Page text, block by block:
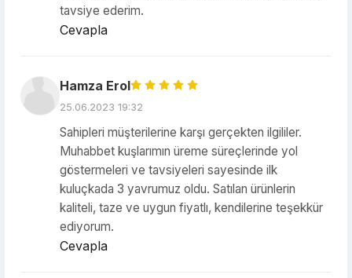
tavsiye ederim.
Cevapla
Hamza Erol
25.06.2023 19:32
Sahipleri müşterilerine karşı gerçekten ilgililer.
Muhabbet kuşlarımın üreme süreçlerinde yol
göstermeleri ve tavsiyeleri sayesinde ilk
kuluçkada 3 yavrumuz oldu. Satılan ürünlerin
kaliteli, taze ve uygun fiyatlı, kendilerine teşekkür
ediyorum.
Cevapla